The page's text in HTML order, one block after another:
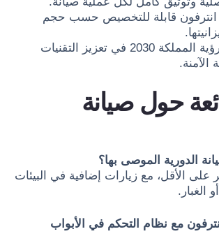
قابلة للتخصيص حسب حجم
التزام تام برؤية المملكة 2030 في تعزيز التقنيات
الآمنة.
حول صيانة
الدورية الموصى بها؟
الأقل، مع زيارات إضافية في البيئات
الغبار.
مع نظام التحكم في الأبواب